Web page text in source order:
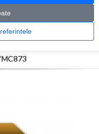
preferintele
0 produs(e)
> EP OKI black | 30000pgs |